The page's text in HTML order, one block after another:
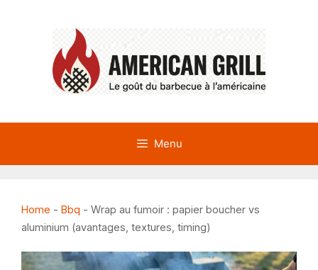
Menu
Home - Bbq - Wrap au fumoir : papier boucher vs
aluminium (avantages, textures, timing)